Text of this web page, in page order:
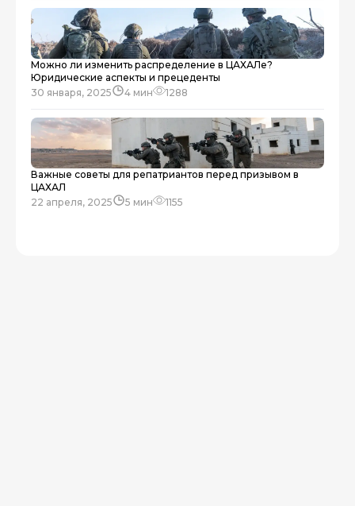
30 января, 2025 4 мин 1288
Можно ли изменить распределение в ЦАХАЛе?
Юридические аспекты и прецеденты
22 апреля, 2025 5 мин 1155
Важные советы для репатриантов перед призывом в
ЦАХАЛ